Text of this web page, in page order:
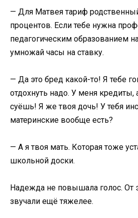
— Для Матвея тариф
процентов. Если тебе нужна
педагогическим образованием
умножай часы на ставку.
— Да это бред какой-то! Я тебе
отдохнуть надо. У меня кредиты,
суёшь! Я же твоя дочь! У тебя
материнские вообще есть?
— А я твоя мать. Которая тоже
школьной доски.
Надежда не повышала голос. От
звучали ещё тяжелее.